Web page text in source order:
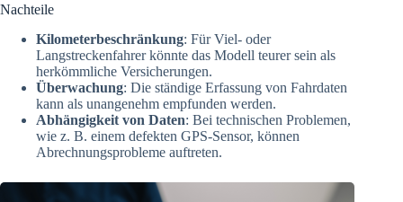
Nachteile
Kilometerbeschränkung: Für Viel- oder
Langstreckenfahrer könnte das Modell teurer sein als
herkömmliche Versicherungen.
Überwachung: Die ständige Erfassung von Fahrdaten
kann als unangenehm empfunden werden.
Abhängigkeit von Daten: Bei technischen Problemen,
wie z. B. einem defekten GPS-Sensor, können
Abrechnungsprobleme auftreten.